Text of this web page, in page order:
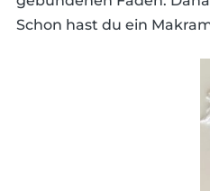
Schon hast du ein